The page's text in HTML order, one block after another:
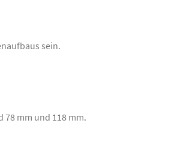
sein.
78 mm und 118 mm.